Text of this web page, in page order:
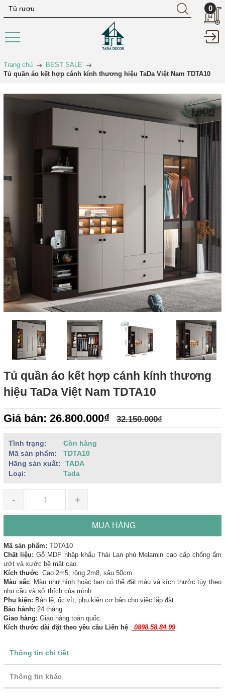
0
Trang chủ
BEST SALE
Tủ quần áo kết hợp cánh kính thương hiệu TaDa Việt Nam TDTA10
Tủ quần áo kết hợp cánh kính thương
hiệu TaDa Việt Nam TDTA10
Giá bán: 26.800.000₫ 32.150.000₫
Tình trạng:
Còn hàng
Mã sản phẩm:
TDTA10
Hãng sản xuất:
TADA
Loại:
Tada
- +
MUA HÀNG
Mã sản phẩm: TDTA10
Chất liệu: Gỗ MDF nhập khẩu Thái Lan phủ Melamin cao cấp chống ẩm
ướt và xước bề mặt cao.
Kích thước: Cao 2m5, rộng 2m8, sâu 50cm.
Màu sắc: Màu như hình hoặc bạn có thể đặt màu và kích thước tùy theo
nhu cầu và sở thích của mình.
Phụ kiện: Bản lề, ốc vít, phụ kiện cơ bản cho việc lắp đặt
Bảo hành: 24 tháng
Giao hàng: Giao hàng toàn quốc.
Kích thước dài đặt theo yêu cầu Liên hệ : 0898.58.84.99
Thông tin chi tiết
Thông tin khác